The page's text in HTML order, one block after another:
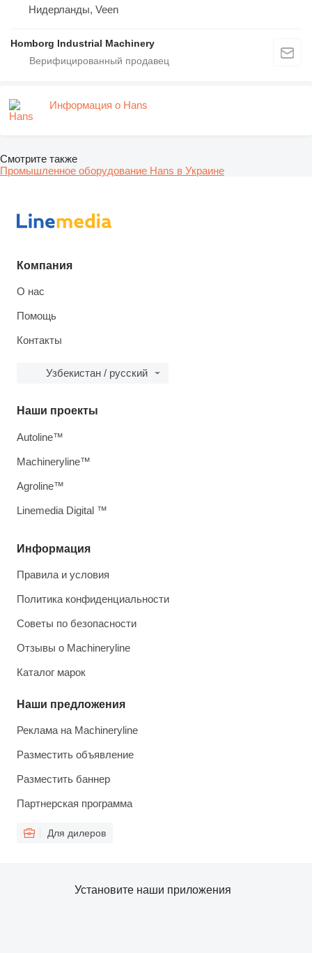
Нидерланды, Veen
Homborg Industrial Machinery
Информация о Hans
Смотрите также
Промышленное оборудование Hans в Украине
Компания
О нас
Помощь
Контакты
Узбекистан / русский
Информация
Правила и условия
Политика конфиденциальности
Советы по безопасности
Отзывы о Machineryline
Каталог марок
Наши предложения
Реклама на Machineryline
Разместить объявление
Разместить баннер
Партнерская программа
Для дилеров
Наши проекты
Autoline™
Machineryline™
Agroline™
Linemedia Digital ™
Установите наши приложения